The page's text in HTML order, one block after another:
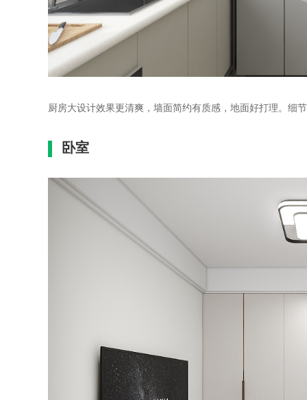
厨房大设计效果更清爽，墙面简约有质感，地面好打理。细
卧室